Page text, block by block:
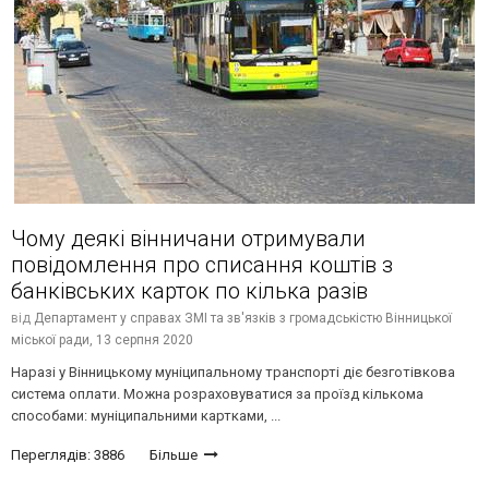
Чому деякі вінничани отримували
повідомлення про списання коштів з
банківських карток по кілька разів
від Департамент у справах ЗМІ та зв'язків з громадськістю Вінницької
міської ради, 13 серпня 2020
Наразі у Вінницькому муніципальному транспорті діє безготівкова
система оплати. Можна розраховуватися за проїзд кількома
способами: муніципальними картками, ...
Переглядів: 3886 Більше